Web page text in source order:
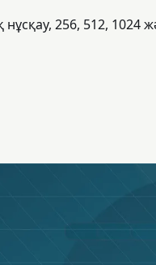
256, 512, 1024